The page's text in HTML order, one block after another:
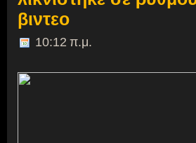
βιντεο
10:12 π.μ.